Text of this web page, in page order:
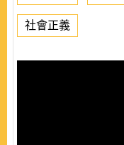
社會正義